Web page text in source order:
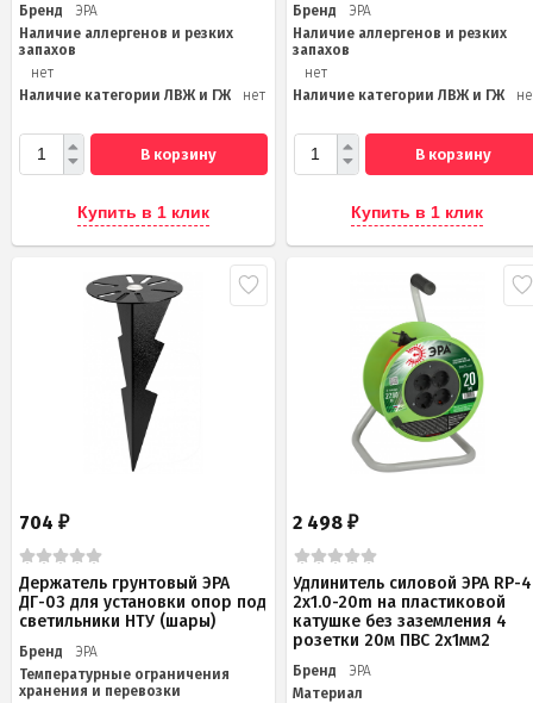
Бренд
ЭРА
Наличие аллергенов и резких
запахов
нет
Наличие категории ЛВЖ и ГЖ
нет
В корзину
Купить в 1 клик
Бренд
ЭРА
Наличие аллергенов и резких
запахов
нет
Наличие категории ЛВЖ и ГЖ
В корзину
Купить в 1 клик
704 ₽
Держатель грунтовый ЭРА
ДГ-03 для установки опор под
светильники НТУ (шары)
Бренд
ЭРА
Температурные ограничения
хранения и перевозки
2 498₽
Удлинитель силовой ЭРА RP-
2x1.0-20m на пластиковой
катушке без заземления 4
розетки 20м ПВС 2х1мм2
Бренд
ЭРА
Материал